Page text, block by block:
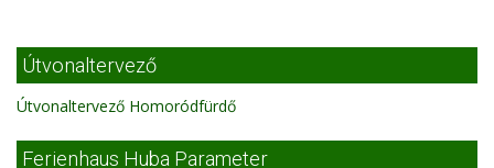
Útvonaltervező
Útvonaltervező Homoródfürdő
Ferienhaus Huba Parameter